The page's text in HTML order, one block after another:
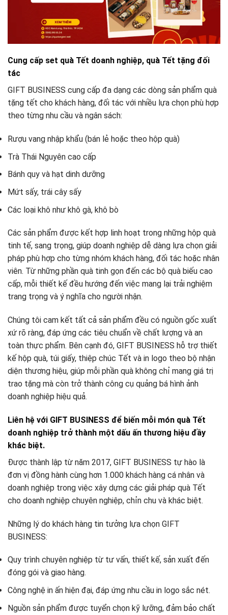
Cung cấp set quà Tết doanh nghiệp, quà Tết tặng đối
tác
GIFT BUSINESS cung cấp đa dạng các dòng sản phẩm quà
tặng tết cho khách hàng, đối tác với nhiều lựa chọn phù hợp
theo từng nhu cầu và ngân sách:
Rượu vang nhập khẩu (bán lẻ hoặc theo hộp quà)
Trà Thái Nguyên cao cấp
Bánh quy và hạt dinh dưỡng
Mứt sấy, trái cây sấy
Các loại khô như khô gà, khô bò
Các sản phẩm được kết hợp linh hoạt trong những hộp quà
tinh tế, sang trọng, giúp doanh nghiệp dễ dàng lựa chọn giải
pháp phù hợp cho từng nhóm khách hàng, đối tác hoặc nhân
viên. Từ những phần quà tinh gọn đến các bộ quà biếu cao
cấp, mỗi thiết kế đều hướng đến việc mang lại trải nghiệm
trang trọng và ý nghĩa cho người nhận.
Chúng tôi cam kết tất cả sản phẩm đều có nguồn gốc xuất
xứ rõ ràng, đáp ứng các tiêu chuẩn về chất lượng và an
toàn thực phẩm. Bên cạnh đó, GIFT BUSINESS hỗ trợ thiết
kế hộp quà, túi giấy, thiệp chúc Tết và in logo theo bộ nhận
diện thương hiệu, giúp mỗi phần quà không chỉ mang giá trị
trao tặng mà còn trở thành công cụ quảng bá hình ảnh
doanh nghiệp hiệu quả.
Liên hệ với GIFT BUSINESS để biến mỗi món quà Tết
doanh nghiệp trở thành một dấu ấn thương hiệu đầy
khác biệt.
Được thành lập từ năm 2017, GIFT BUSINESS tự hào là
đơn vị đồng hành cùng hơn 1.000 khách hàng cá nhân và
doanh nghiệp trong việc xây dựng các giải pháp quà Tết
cho doanh nghiệp chuyên nghiệp, chỉn chu và khác biệt.
Những lý do khách hàng tin tưởng lựa chọn GIFT
BUSINESS:
Quy trình chuyên nghiệp từ tư vấn, thiết kế, sản xuất đến
đóng gói và giao hàng.
Công nghệ in ấn hiện đại, đáp ứng nhu cầu in logo sắc nét.
Nguồn sản phẩm được tuyển chọn kỹ lưỡng, đảm bảo chất